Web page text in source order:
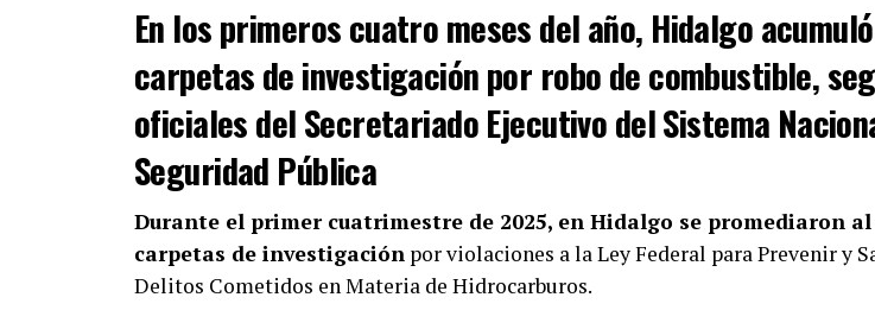
En los primeros cuatro meses del año, Hidalgo
carpetas de investigación por robo de combustible,
oficiales del Secretariado Ejecutivo del Sistema
Seguridad Pública
Durante el primer cuatrimestre de 2025, en Hidalgo se promediaron al
carpetas de investigación por violaciones a la Ley Federal para Prevenir y
Delitos Cometidos en Materia de Hidrocarburos.